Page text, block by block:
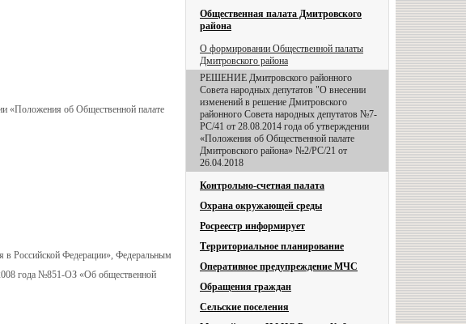
«Положения об Общественной палате
в Российской Федерации», Федеральным
года №851-ОЗ «Об общественной
Общественная палата Дмитровского
района
О формировании Общественной палаты
Дмитровского района
РЕШЕНИЕ Дмитровского районного
Совета народных депутатов "О внесении
изменений в решение Дмитровского
районного Совета народных депутатов №7-
РС/41 от 28.08.2014 года об утверждении
«Положения об Общественной палате
Дмитровского района» №2/РС/21 от
26.04.2018
Контрольно-счетная палата
Охрана окружающей среды
Росреестр информирует
Территориальное планирование
Оперативное предупреждение МЧС
Обращения граждан
Сельские поселения